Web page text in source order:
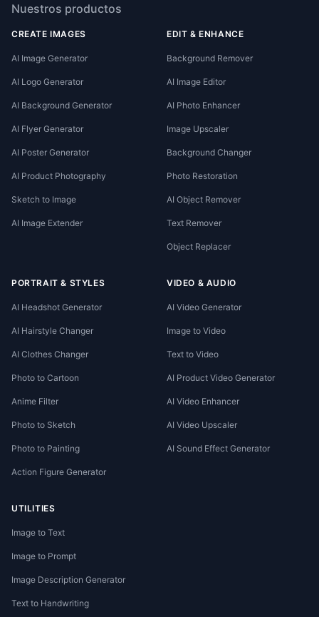
Nuestros productos
CREATE IMAGES
AI Image Generator
AI Logo Generator
AI Background Generator
AI Flyer Generator
AI Poster Generator
AI Product Photography
Sketch to Image
AI Image Extender
EDIT & ENHANCE
Background Remover
AI Image Editor
AI Photo Enhancer
Image Upscaler
Background Changer
Photo Restoration
AI Object Remover
Text Remover
Object Replacer
PORTRAIT & STYLES
AI Headshot Generator
AI Hairstyle Changer
AI Clothes Changer
Photo to Cartoon
Anime Filter
Photo to Sketch
Photo to Painting
Action Figure Generator
VIDEO & AUDIO
AI Video Generator
Image to Video
Text to Video
AI Product Video Generator
AI Video Enhancer
AI Video Upscaler
AI Sound Effect Generator
UTILITIES
Image to Text
Image to Prompt
Image Description Generator
Text to Handwriting